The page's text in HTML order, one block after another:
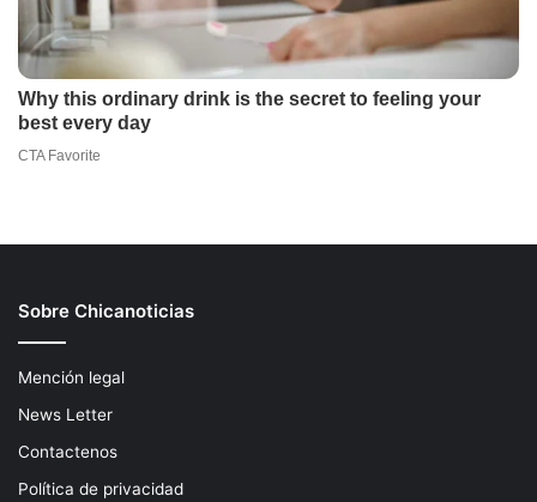
Sobre Chicanoticias
Mención legal
News Letter
Contactenos
Política de privacidad